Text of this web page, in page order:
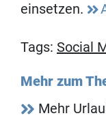
einsetzen.
Tags: Social
Mehr zum
Mehr